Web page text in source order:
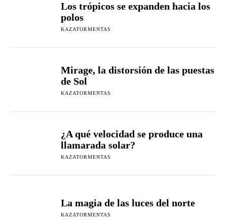
Los trópicos se expanden hacia los
polos
KAZATORMENTAS
Mirage, la distorsión de las puestas
de Sol
KAZATORMENTAS
¿A qué velocidad se produce una
llamarada solar?
KAZATORMENTAS
La magia de las luces del norte
KAZATORMENTAS